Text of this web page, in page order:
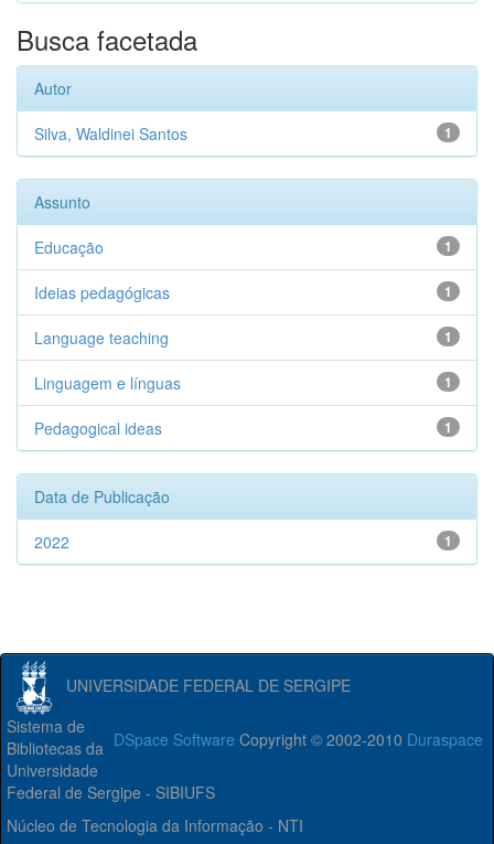
Busca facetada
Autor
1
Silva, Waldinei Santos
Assunto
1
Educação
1
Ideias pedagógicas
1
Language teaching
1
Linguagem e línguas
1
Pedagogical ideas
Data de Publicação
1
2022
UNIVERSIDADE FEDERAL DE SERGIPE
DSpace Software Copyright © 2002-2010 Duraspace
Sistema de
Bibliotecas da
Universidade
Federal de Sergipe - SIBIUFS
Núcleo de Tecnologia da Informação - NTI